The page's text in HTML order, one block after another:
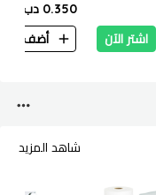
اشتر الآن
0.350 دب
أضف
شاهد المزيد